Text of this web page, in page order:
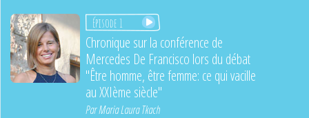
Épisode 1
Chronique sur la conférence de
Mercedes De Francisco lors du débat
"Être homme, être femme: ce qui vacille
au XXIème siècle"
ParMaria Laura Tkach